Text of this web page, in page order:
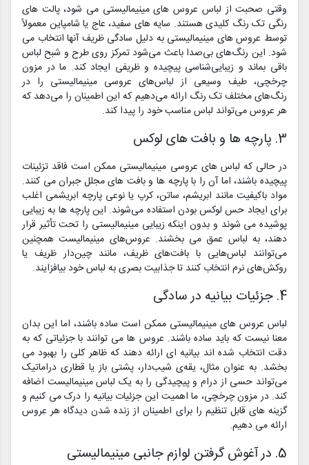
وقتی صحبت از لباس عروس های مینیمالیستی می شود، پالت های
رنگی تک رنگ کلیدی هستند. سایه های سفید، عاج یا شامپاین معمولاً
توسط عروس های مینیمالیستی به دلیل سادگی ظریف آنها انتخاب می
شود. این رنگ‌های بی‌صدا باعث می‌شود تمرکز روی طرح و شبح لباس
باقی بماند و زیبایی‌شناسی پیچیده و ظریفی ایجاد کند. ما در مزون
چرخچی، طیف وسیعی از لباس‌های عروسی مینیمالیستی را در
رنگ‌های مختلف تک رنگ ارائه می‌دهیم که این اطمینان را می‌دهد که
هر عروس می‌تواند لباس مناسب خود را پیدا کند.
3. پارچه ها و بافت های لوکس
در حالی که لباس های عروسی مینیمالیستی ممکن است فاقد تزئینات
پیچیده باشند، اما آن را با پارچه ها و بافت های مجلل جبران می کنند.
مواد باکیفیت مانند ابریشم، ساتن، کرپ یا نوعی پارچه ابریشمی اغلب
برای ایجاد حس لوکس بودن استفاده می‌شوند. این پارچه ها به زیبایی
پوشیده می شوند و بدون اینکه زیبایی مینیمالیستی را تحت تأثیر قرار
دهند، به لباس عمق می بخشند. عروس‌های مینیمالیست همچنین
می‌توانند لباس‌هایی با بافت‌های ظریف، مانند چین‌دار ظریف یا
روکش‌های نرم انتخاب کنند تا جذابیت بصری به لباس خود بیافزایند.
4. جزئیات بیانیه در سادگی
لباس عروس های مینیمالیستی ممکن است ساده باشند، اما این بدان
معنا نیست که باید ساده باشند. عروس ها می توانند با جزئیاتی که به
دقت انتخاب شده اند بیانیه ای ارائه دهند که ظاهر کلی را بهبود می
بخشد. به عنوان مثال، یقه‌ی شیب‌دار، پشتی باز یا قطاری دراماتیک
می‌تواند حسی از درام و پیچیدگی را به یک لباس مینیمالیست اضافه
کند. در مزون چرخچی، ما اهمیت این جزئیات بیانیه را درک می کنیم و
گزینه های قابل تنظیم را برای اطمینان از زنده شدن دیدگاه هر عروس
ارائه می دهیم.
5. در آغوش گرفتن لوازم جانبی مینیمالیستی